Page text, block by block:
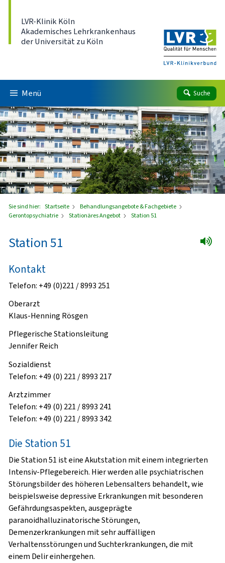
LVR-Klinik Köln
Akademisches Lehrkrankenhaus
der Universität zu Köln
Menü Suche
Sie sind hier: Startseite
Behandlungsangebote & Fachgebiete
Gerontopsychiatrie
Stationäres Angebot Station 51
Station 51
Kontakt
Telefon: +49 (0)221 / 8993 251
Oberarzt
Klaus-Henning Rösgen
Pflegerische Stationsleitung
Jennifer Reich
Sozialdienst
Telefon: +49 (0) 221 / 8993 217
Arztzimmer
Telefon: +49 (0) 221 / 8993 241
Telefon: +49 (0) 221 / 8993 342
Die Station 51
Die Station 51 ist eine Akutstation mit einem integrierten
Intensiv-Pflegebereich. Hier werden alle psychiatrischen
Störungsbilder des höheren Lebensalters behandelt, wie
beispielsweise depressive Erkrankungen mit besonderen
Gefährdungsaspekten, ausgeprägte
paranoidhalluzinatorische Störungen,
Demenzerkrankungen mit sehr auffälligen
Verhaltensstörungen und Suchterkrankungen, die mit
einem Delir einhergehen.